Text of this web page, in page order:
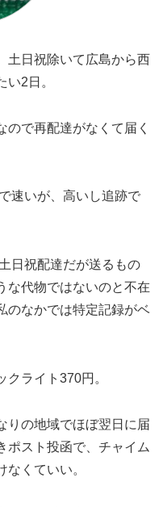
土日祝除いて広島から西
い2日。
で再配達がなくて届く
速いが、高いし追跡で
日祝配達だが送るもの
な代物ではないのと不在
のなかでは特定記録がベ
ライト370円。
りの地域でほぼ翌日に届
ポスト投函で、チャイム
くていい。